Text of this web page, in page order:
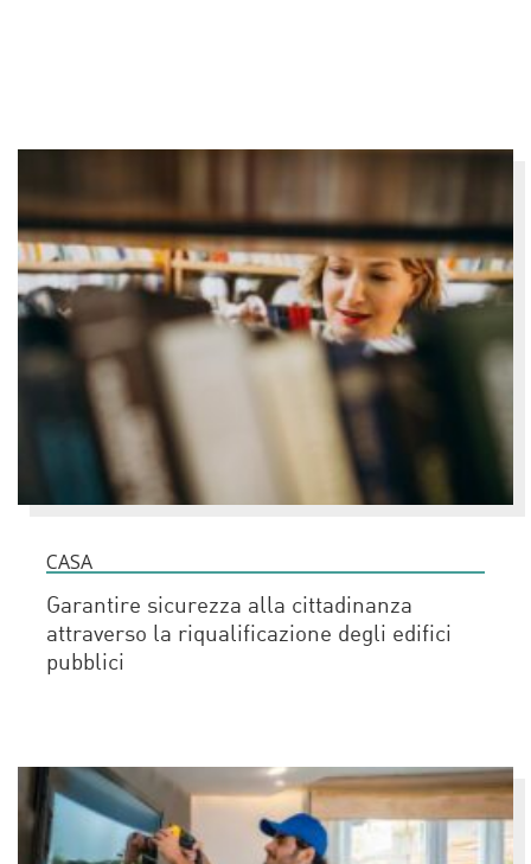
CASA
Garantire sicurezza alla cittadinanza
attraverso la riqualificazione degli edifici
pubblici